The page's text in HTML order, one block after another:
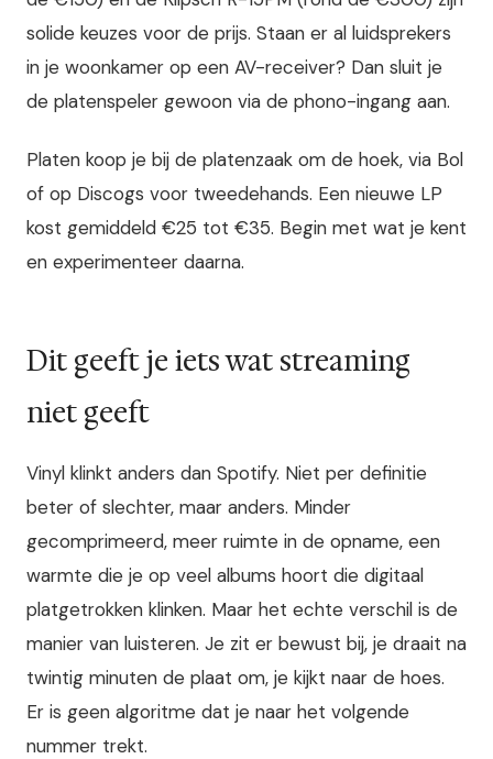
solide keuzes voor de prijs. Staan er al luidsprekers
in je woonkamer op een AV-receiver? Dan sluit je
de platenspeler gewoon via de phono-ingang aan.
Platen koop je bij de platenzaak om de hoek, via Bol
of op Discogs voor tweedehands. Een nieuwe LP
kost gemiddeld €25 tot €35. Begin met wat je kent
en experimenteer daarna.
Dit geeft je iets wat streaming
niet geeft
Vinyl klinkt anders dan Spotify. Niet per definitie
beter of slechter, maar anders. Minder
gecomprimeerd, meer ruimte in de opname, een
warmte die je op veel albums hoort die digitaal
platgetrokken klinken. Maar het echte verschil is de
manier van luisteren. Je zit er bewust bij, je draait na
twintig minuten de plaat om, je kijkt naar de hoes.
Er is geen algoritme dat je naar het volgende
nummer trekt.